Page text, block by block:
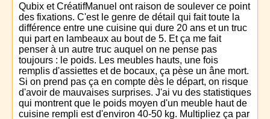
Qubix et CréatifManuel ont raison de soulever ce point
des fixations. C'est le genre de détail qui fait toute la
différence entre une cuisine qui dure 20 ans et un truc
qui part en lambeaux au bout de 5. Et ça me fait
penser à un autre truc auquel on ne pense pas
toujours : le poids. Les meubles hauts, une fois
remplis d'assiettes et de bocaux, ça pèse un âne mort.
Si on prend pas ça en compte dès le départ, on risque
d'avoir de mauvaises surprises. J'ai vu des statistiques
qui montrent que le poids moyen d'un meuble haut de
cuisine rempli est d'environ 40-50 kg. Multipliez ça par